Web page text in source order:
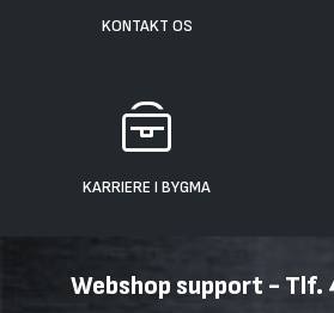
KONTAKT OS
KARRIERE I BYGMA
Webshop support - Tlf.